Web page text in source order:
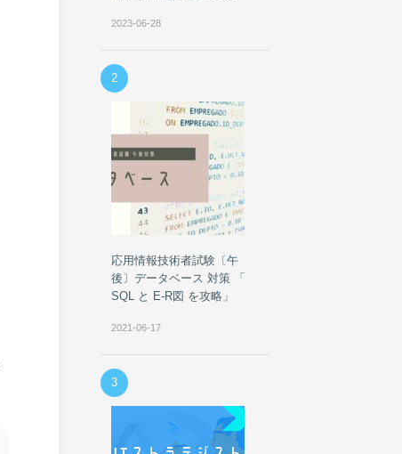
2023-06-28
2
応用情報技術者試験〔午
後〕データベース 対策 「
SQL と E-R図 を攻略」
2021-06-17
3